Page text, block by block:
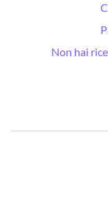
Non hai